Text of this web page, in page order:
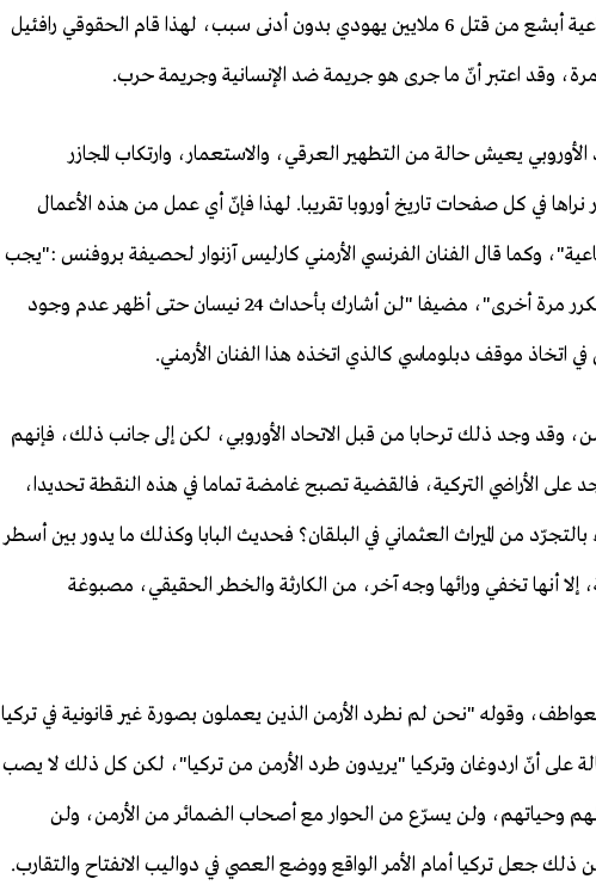
بالهولوكوست، فلا يوجد مجزرة ولا إبادة جماعية أبشع من قتل 6 ملايين يهودي بدون أدنى سبب، لهذا قام الحقوقي رافئيل
وقد اعتبر أنّ ما جرى هو جريمة ضد الإنسانية وجريمة حرب.
يعيش حالة من التطهير العرقي، والاستعمار، وارتكاب المجازر
في كل صفحات تاريخ أوروبا تقريبا. لهذا فإنّ أي عمل من هذه الأعمال
وكما قال الفنان الفرنسي الأرمني كارليس آزنوار لحصيفة بروفنس :"يجب
الاعتراف بكل مجازر الإبادة الجماعية حتى لا تتكرر مرة أخرى"، مضيفا "لن أشارك بأحداث 24 نيسان حتى أظهر عدم وجود
اتخاذ موقف دبلوماسي كالذي اتخذه هذا الفنان الأرمني.
وقد وجد ذلك ترحابا من قبل الاتحاد الأوروبي، لكن إلى جانب ذلك، فإنهم
على الأراضي التركية، فالقضية تصبح غامضة تماما في هذه النقطة تحديدا،
من الميراث العثماني في البلقان؟ فحديث البابا وكذلك ما يدور بين أسطر
إلا أنها تخفي ورائها وجه آخر، من الكارثة والخطر الحقيقي، مصبوغة
وقوله "نحن لم نطرد الأرمن الذين يعملون بصورة غير قانونية في تركيا
على أنّ اردوغان وتركيا "يريدون طرد الأرمن من تركيا"، لكن كل ذلك لا يصب
وحياتهم، ولن يسرّع من الحوار مع أصحاب الضمائر من الأرمن، ولن
جعل تركيا أمام الأمر الواقع ووضع العصي في دواليب الانفتاح والتقارب.